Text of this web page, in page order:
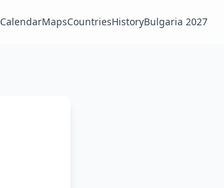
CalendarMapsCountriesHistoryBulgaria 2027